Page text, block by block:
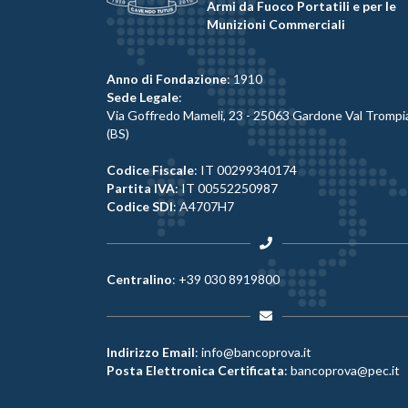
Armi da Fuoco Portatili e per le
Munizioni Commerciali
Anno di Fondazione: 1910
Sede Legale:
Via Goffredo Mameli, 23 - 25063 Gardone Val
(BS)
Codice Fiscale: IT 00299340174
Partita IVA: IT 00552250987
Codice SDI: A4707H7
Centralino: +39 030 8919800
Indirizzo Email: info@bancoprova.it
Posta Elettronica Certificata: bancoprova@pec.it